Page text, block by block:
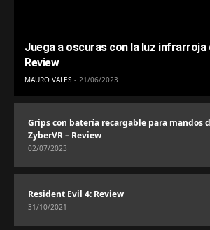
Juega a oscuras con la luz infrarroja
Review
MAURO VALES 21/06/2023
Grips con batería recargable para mandos
ZyberVR – Review
02/07/2023
Resident Evil 4: Review
31/10/2021